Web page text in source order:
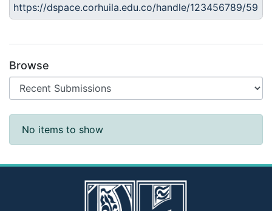
Log
In
https://dspace.corhuila.edu.co/handle/123456789/59
Browse
Recent Submissions
No items to show